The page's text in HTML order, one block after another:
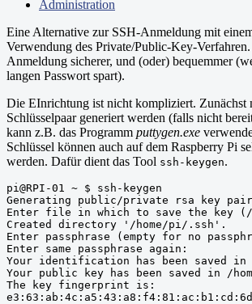
Administration
Eine Alternative zur SSH-Anmeldung mit
Verwendung des Private/Public-Key-
Anmeldung sicherer, und (oder) bequemmer
langen Passwort spart).
Die EInrichtung ist nicht kompliziert. Zunächst
Schlüsselpaar generiert werden (falls nicht
kann z.B. das Programm puttygen.exe
Schlüssel können auch auf dem Raspberry Pi
werden. Dafür dient das Tool ssh-keygen.
pi@RPI-01 ~ $ ssh-keygen
Generating public/private rsa key
Enter file in which to save the key
Created directory '/home/pi/.ssh'.
Enter passphrase (empty for no
Enter same passphrase again:
Your identification has been saved
Your public key has been saved in /
The key fingerprint is: